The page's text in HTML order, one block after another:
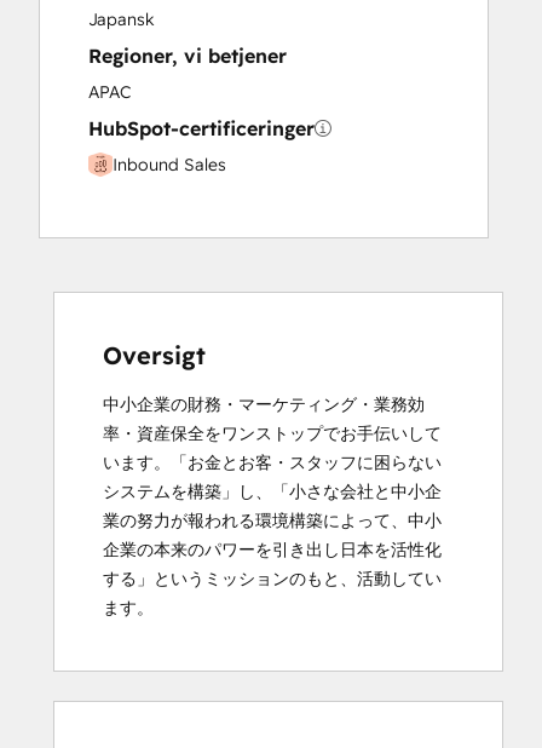
Japansk
Regioner, vi betjener
APAC
HubSpot-certificeringer
Inbound Sales
Oversigt
中小企業の財務・マーケティング・業務効
率・資産保全をワンストップでお手伝いして
います。「お金とお客・スタッフに困らない
システムを構築」し、「小さな会社と中小企
業の努力が報われる環境構築によって、中小
企業の本来のパワーを引き出し日本を活性化
する」というミッションのもと、活動してい
ます。